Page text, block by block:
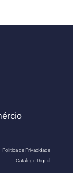
Política de Privacidade
Catálogo Digital